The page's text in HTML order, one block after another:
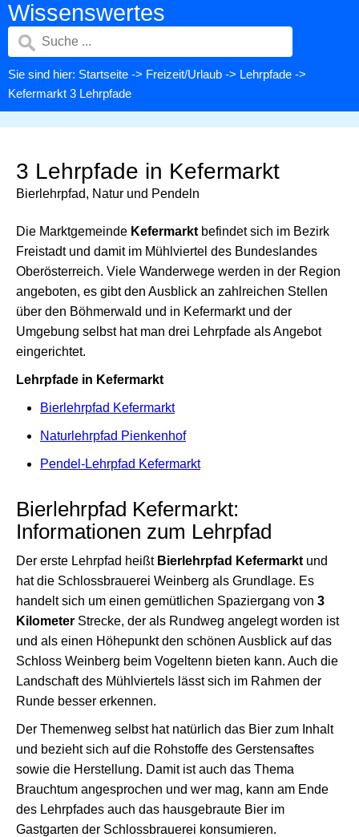
Wissenswertes
Sie sind hier: Startseite -> Freizeit/Urlaub -> Lehrpfade ->
Kefermarkt 3 Lehrpfade
3 Lehrpfade in Kefermarkt
Bierlehrpfad, Natur und Pendeln
Die Marktgemeinde Kefermarkt befindet sich im Bezirk
Freistadt und damit im Mühlviertel des Bundeslandes
Oberösterreich. Viele Wanderwege werden in der Region
angeboten, es gibt den Ausblick an zahlreichen Stellen
über den Böhmerwald und in Kefermarkt und der
Umgebung selbst hat man drei Lehrpfade als Angebot
eingerichtet.
Lehrpfade in Kefermarkt
Bierlehrpfad Kefermarkt
Naturlehrpfad Pienkenhof
Pendel-Lehrpfad Kefermarkt
Bierlehrpfad Kefermarkt:
Informationen zum Lehrpfad
Der erste Lehrpfad heißt Bierlehrpfad Kefermarkt und
hat die Schlossbrauerei Weinberg als Grundlage. Es
handelt sich um einen gemütlichen Spaziergang von 3
Kilometer Strecke, der als Rundweg angelegt worden ist
und als einen Höhepunkt den schönen Ausblick auf das
Schloss Weinberg beim Vogeltenn bieten kann. Auch die
Landschaft des Mühlviertels lässt sich im Rahmen der
Runde besser erkennen.
Der Themenweg selbst hat natürlich das Bier zum Inhalt
und bezieht sich auf die Rohstoffe des Gerstensaftes
sowie die Herstellung. Damit ist auch das Thema
Brauchtum angesprochen und wer mag, kann am Ende
des Lehrpfades auch das hausgebraute Bier im
Gastgarten der Schlossbrauerei konsumieren.